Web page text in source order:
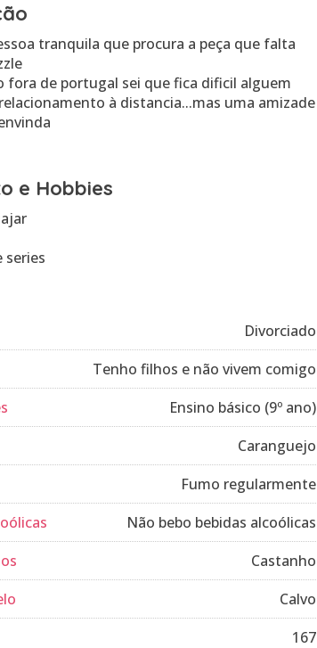
tranquila que procura a peça que falta
fora de portugal sei que fica dificil alguem
à distancia...mas uma amizade
e Hobbies
series
Divorciado
Tenho filhos e não vivem comigo
Ensino básico (9º ano)
Caranguejo
Fumo regularmente
Não bebo bebidas alcoólicas
Castanho
Calvo
167